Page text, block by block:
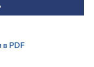
в PDF